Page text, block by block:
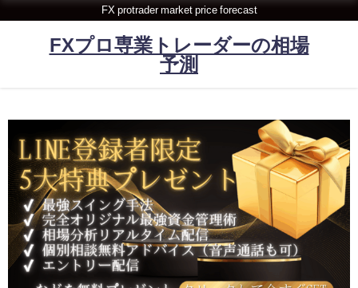
FX protrader market price forecast
FXプロ専業トレーダーの相場
予測